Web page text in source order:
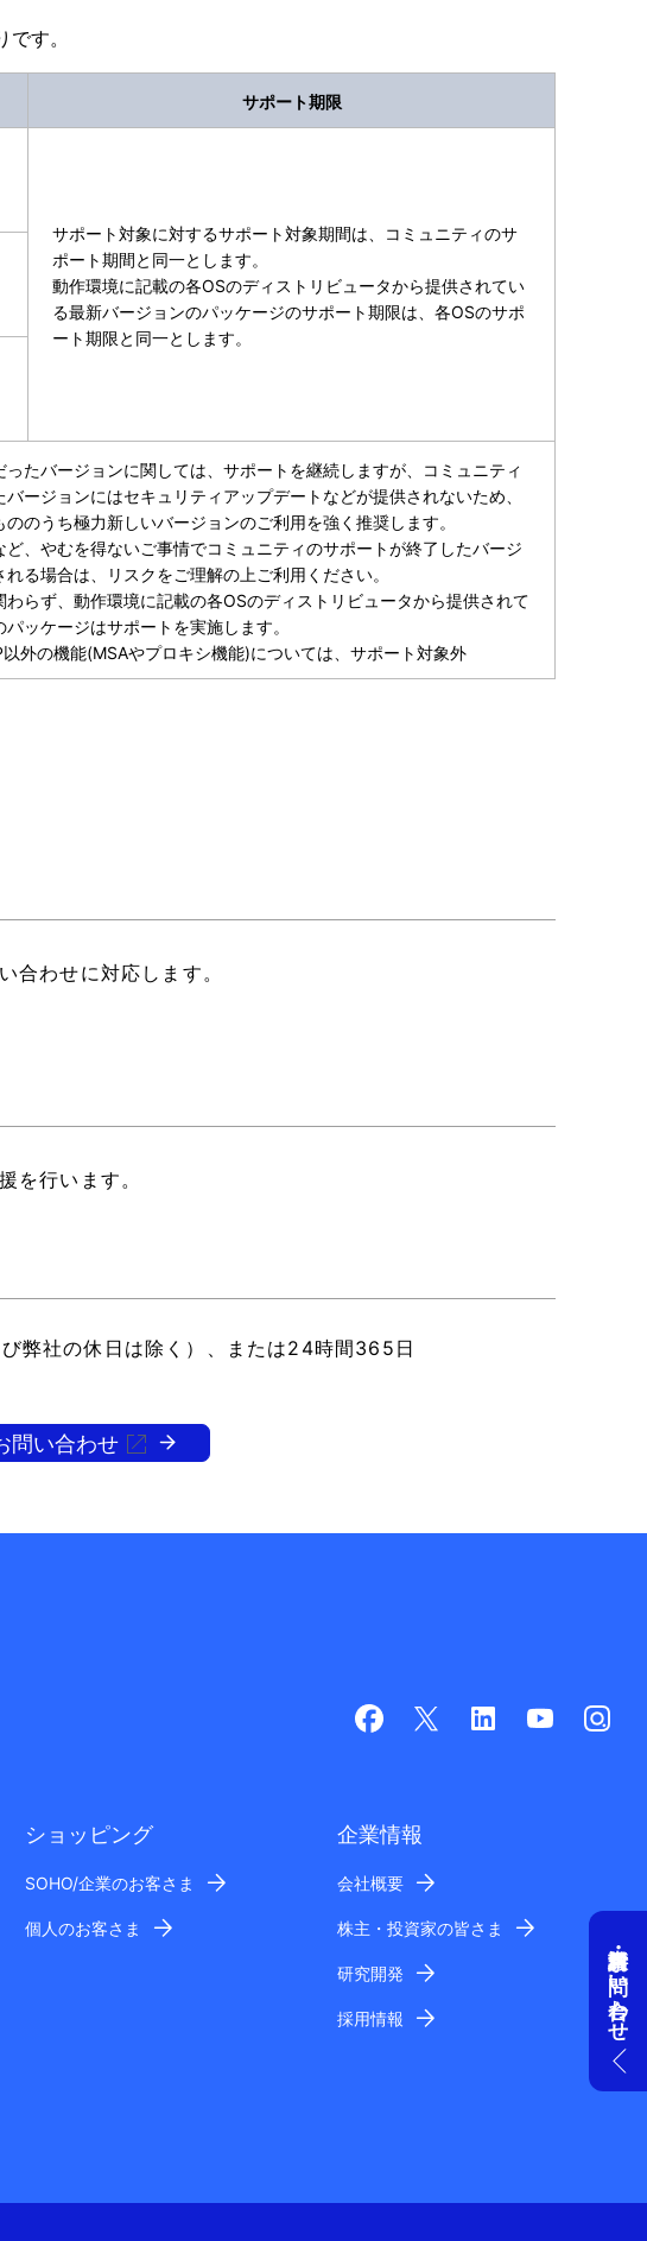
す。
サポート期限
サポート対象に対するサポート対象期間は、コミュニティのサ
ポート期間と同一とします。
動作環境に記載の各OSのディストリビュータから提供されてい
る最新バージョンのパッケージのサポート期限は、各OSのサポ
ート期限と同一とします。
たバージョンに関しては、サポートを継続しますが、コミュニティ
ージョンにはセキュリティアップデートなどが提供されないため、
のうち極力新しいバージョンのご利用を強く推奨します。
ど、やむを得ないご事情でコミュニティのサポートが終了したバージ
る場合は、リスクをご理解の上ご利用ください。
わらず、動作環境に記載の各OSのディストリビュータから提供されて
ッケージはサポートを実施します。
外の機能(MSAやプロキシ機能)については、サポート対象外
合わせに対応します。
を行います。
弊社の休日は除く）、または24時間365日
問い合わせ
資料請求・お問い合わせ
ショッピング
SOHO/企業のお客さま
個人のお客さま
企業情報
会社概要
株主・投資家の皆さま
研究開発
採用情報